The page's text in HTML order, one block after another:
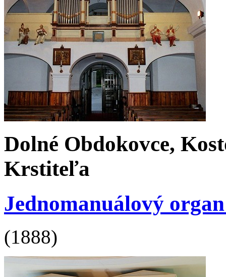
Dolné Obdokovce,
Krstiteľa
Jednomanuálový
(1888)